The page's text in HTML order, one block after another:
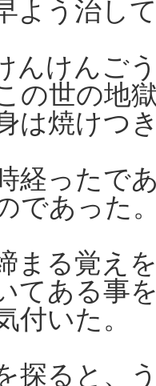
よう治し
んけんご
の世の地
は焼けつ
経ったで
であった
まる覚え
てある事
付いた。
探ると、